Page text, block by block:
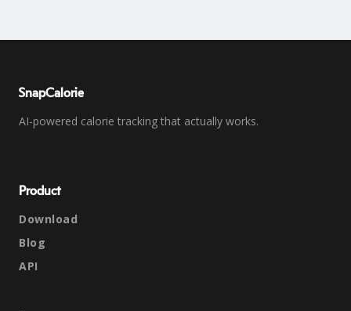
SnapCalorie
AI-powered calorie tracking that actually works.
Product
Download
Blog
API